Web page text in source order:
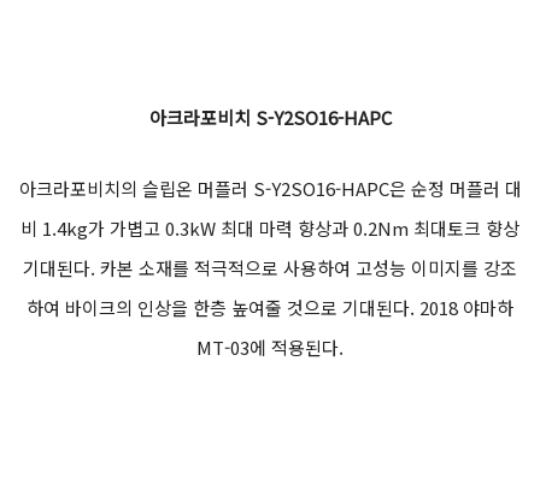
아크라포비치 S-Y2SO16-HAPC
아크라포비치의 슬립온 머플러 S-Y2SO16-HAPC은 순정 머플러 대
비 1.4kg가 가볍고 0.3kW 최대 마력 향상과 0.2Nm 최대토크 향상
기대된다. 카본 소재를 적극적으로 사용하여 고성능 이미지를 강조
하여 바이크의 인상을 한층 높여줄 것으로 기대된다. 2018 야마하
MT-03에 적용된다.